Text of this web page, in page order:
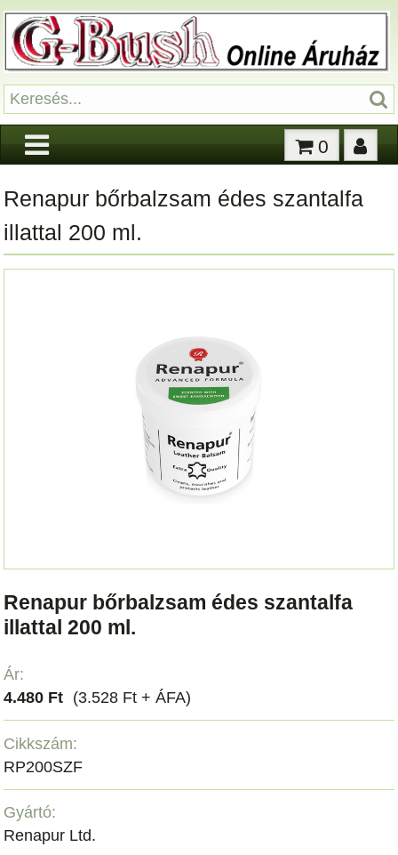
0
Renapur bőrbalzsam édes szantalfa
illattal 200 ml.
Renapur bőrbalzsam édes szantalfa
illattal 200 ml.
Ár:
4.480 Ft (3.528 Ft + ÁFA)
Cikkszám:
RP200SZF
Gyártó:
Renapur Ltd.